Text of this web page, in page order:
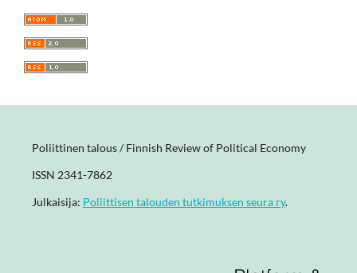
Poliittinen talous / Finnish Review of Political Economy
ISSN 2341-7862
Julkaisija: Poliittisen talouden tutkimuksen seura ry.